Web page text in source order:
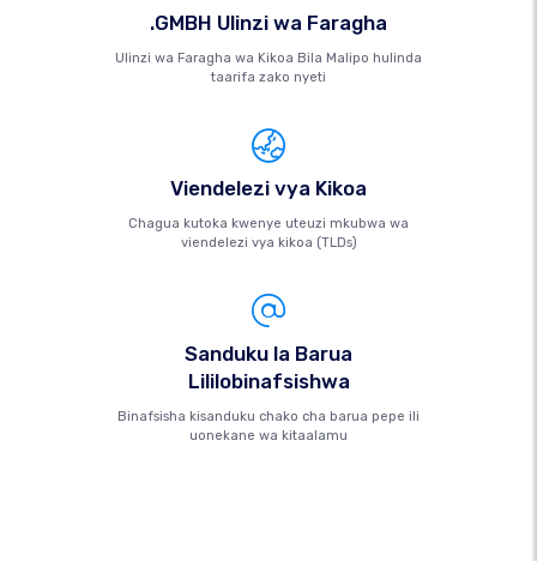
.GMBH Ulinzi wa Faragha
Ulinzi wa Faragha wa Kikoa Bila Malipo hulinda
taarifa zako nyeti
Viendelezi vya Kikoa
Chagua kutoka kwenye uteuzi mkubwa wa
viendelezi vya kikoa (TLDs)
Sanduku la Barua
Lililobinafsishwa
Binafsisha kisanduku chako cha barua pepe ili
uonekane wa kitaalamu